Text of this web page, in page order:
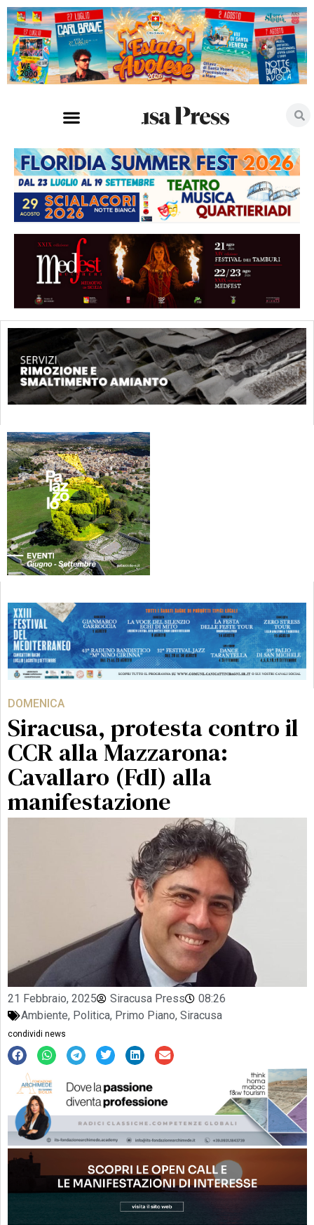
DOMENICA
Siracusa, protesta contro il
CCR alla Mazzarona:
Cavallaro (FdI) alla
manifestazione
21 Febbraio, 2025 Siracusa Press
08:26
Ambiente, Politica, Primo Piano, Siracusa
condividi news